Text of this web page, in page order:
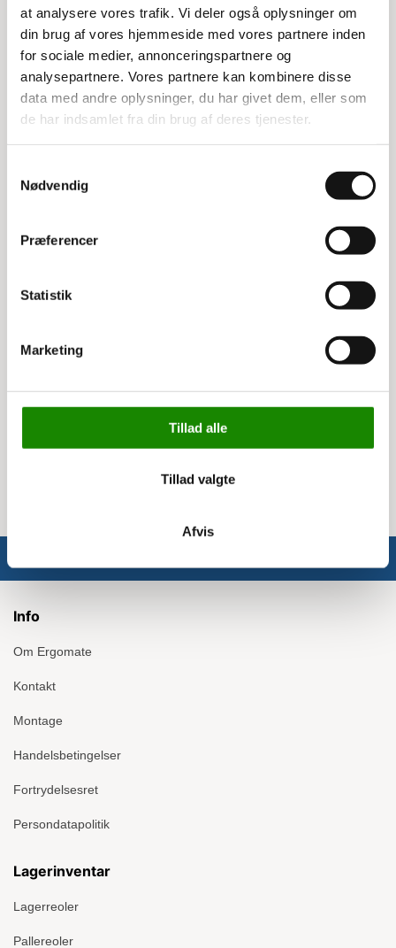
at analysere vores trafik. Vi deler også oplysninger om
din brug af vores hjemmeside med vores partnere inden
for sociale medier, annonceringspartnere og
analysepartnere. Vores partnere kan kombinere disse
data med andre oplysninger, du har givet dem, eller som
de har indsamlet fra din brug af deres tjenester.
Nødvendig
Præferencer
Statistik
Marketing
Tillad alle
Tillad valgte
Afvis
Effektiv rengøring i begge retninger
Gulvvaskeren fejer, vasker og tørrer gulvet samtidig med
høj hastighed i begge retninger, hvilket øger
produktiviteten. Den 34 cm brede, cylindriske børste
fjerner effektivt affald, snavs og selv det mindste støv. For
en mere dybdegående rengøring kan mikrofibervalsen
anvendes.
Specifikationer:
Antal børster: 1 stk.
Vandmængde (l/min.): 0,15/0,3
Børstemotor hastighed: 1000 RPM
Dimensioner (LxBxH): 630 x 425 x 400 mm
Sugefodsbredde: 340 mm
Info
Om Ergomate
Kontakt
Montage
Handelsbetingelser
Fortrydelsesret
Persondatapolitik
Lagerinventar
Lagerreoler
Pallereoler